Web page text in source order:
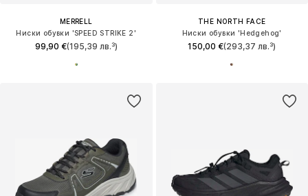
MERRELL
Ниски обувки 'SPEED STRIKE 2'
99,90 €(195,39 лв.³)
THE NORTH FACE
Ниски обувки 'Hedgehog'
150,00 €(293,37 лв.³)